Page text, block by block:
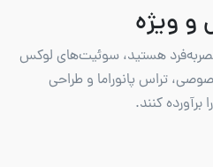
ویژه
هستید، سوئیت‌های لوکس
تراس پانوراما و طراحی
کنند.